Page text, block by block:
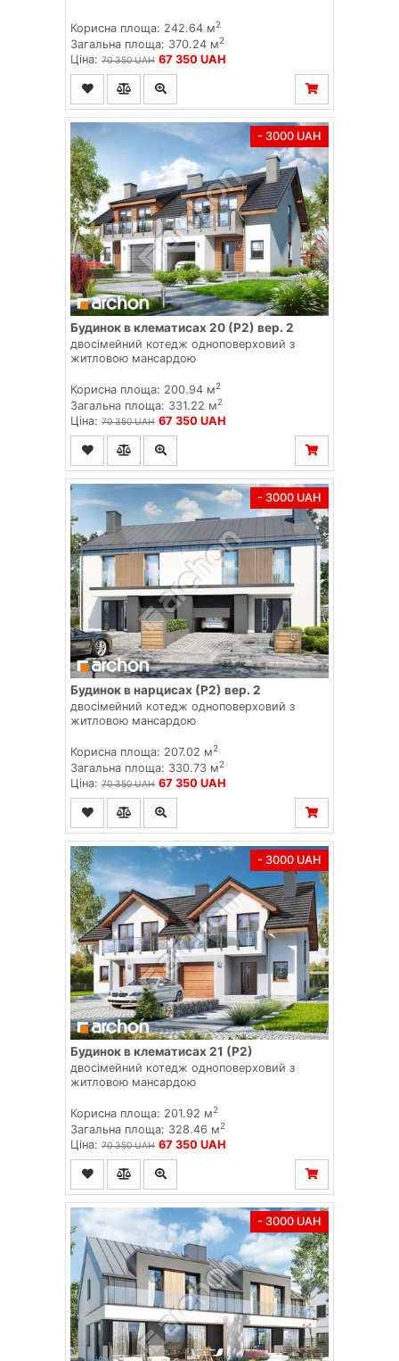
Корисна площа: 242.64 м2
Загальна площа: 370.24 м2
Ціна: 70 350 UAH 67 350 UAH
- 3000 UAH
Будинок в клематисах 20 (Р2) вер. 2
двосімейний котедж одноповерховий з
житловою мансардою
Корисна площа: 200.94 м2
Загальна площа: 331.22 м2
Ціна: 70 350 UAH 67 350 UAH
- 3000 UAH
Будинок в нарцисах (Р2) вер. 2
двосімейний котедж одноповерховий з
житловою мансардою
Корисна площа: 207.02 м2
Загальна площа: 330.73 м2
Ціна: 70 350 UAH 67 350 UAH
- 3000 UAH
Будинок в клематисах 21 (Р2)
двосімейний котедж одноповерховий з
житловою мансардою
Корисна площа: 201.92 м2
Загальна площа: 328.46 м2
Ціна: 70 350 UAH 67 350 UAH
- 3000 UAH